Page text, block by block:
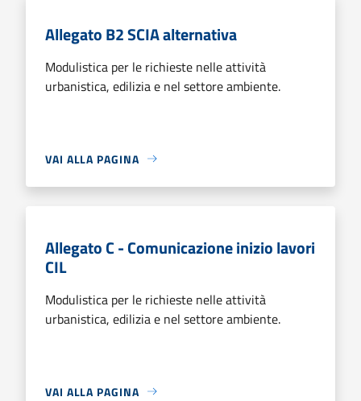
Allegato B2 SCIA alternativa
Modulistica per le richieste nelle attività
urbanistica, edilizia e nel settore ambiente.
VAI ALLA PAGINA
Allegato C - Comunicazione inizio lavori
CIL
Modulistica per le richieste nelle attività
urbanistica, edilizia e nel settore ambiente.
VAI ALLA PAGINA